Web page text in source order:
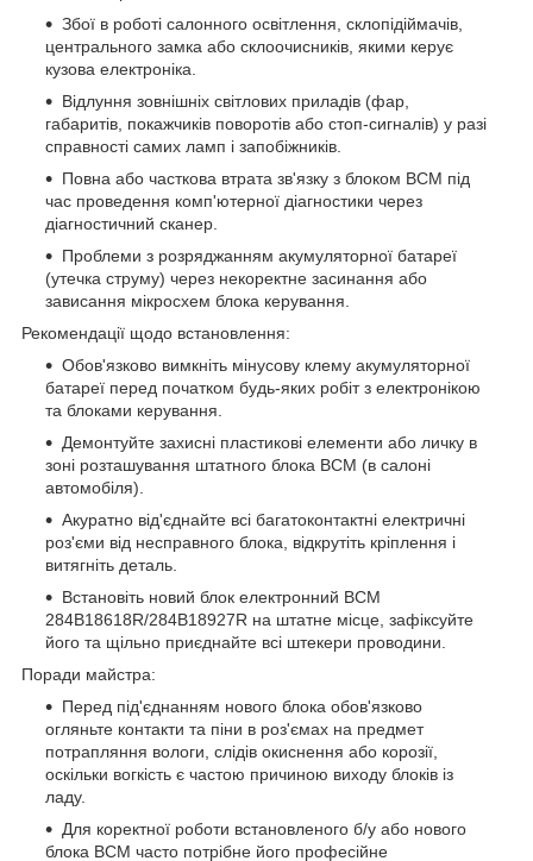
Збої в роботі салонного освітлення, склопідіймачів,
центрального замка або склоочисників, якими керує
кузова електроніка.
Відлуння зовнішніх світлових приладів (фар,
габаритів, покажчиків поворотів або стоп-сигналів) у разі
справності самих ламп і запобіжників.
Повна або часткова втрата зв'язку з блоком BCM під
час проведення комп'ютерної діагностики через
діагностичний сканер.
Проблеми з розряджанням акумуляторної батареї
(утечка струму) через некоректне засинання або
зависання мікросхем блока керування.
Рекомендації щодо встановлення:
Обов'язково вимкніть мінусову клему акумуляторної
батареї перед початком будь-яких робіт з електронікою
та блоками керування.
Демонтуйте захисні пластикові елементи або личку в
зоні розташування штатного блока BCM (в салоні
автомобіля).
Акуратно від'єднайте всі багатоконтактні електричні
роз'єми від несправного блока, відкрутіть кріплення і
витягніть деталь.
Встановіть новий блок електронний BCM
284B18618R/284B18927R на штатне місце, зафіксуйте
його та щільно приєднайте всі штекери проводини.
Поради майстра:
Перед під'єднанням нового блока обов'язково
огляньте контакти та піни в роз'ємах на предмет
потрапляння вологи, слідів окиснення або корозії,
оскільки вогкість є частою причиною виходу блоків із
ладу.
Для коректної роботи встановленого б/у або нового
блока BCM часто потрібне його професійне